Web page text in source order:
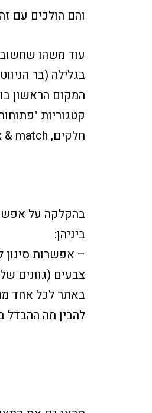
והם הולכים עם
בגלילה (בר
המקום הראשון
חלקים, mix & match, חליפות פשתן ועוד)
בהקלקה על
ביניהן:
– אפשרות סינון
צבעים (גוונים
באתר לכל אחד
להבין מה ההבדל